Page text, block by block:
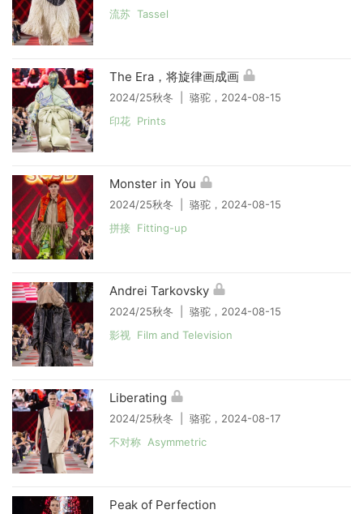
流苏 Tassel
The Era，将旋律画成画
2024/25秋冬 | 骆驼，2024-08-15
印花 Prints
Monster in You
2024/25秋冬 | 骆驼，2024-08-15
拼接 Fitting-up
Andrei Tarkovsky
2024/25秋冬 | 骆驼，2024-08-15
影视 Film and Television
Liberating
2024/25秋冬 | 骆驼，2024-08-17
不对称 Asymmetric
Peak of Perfection